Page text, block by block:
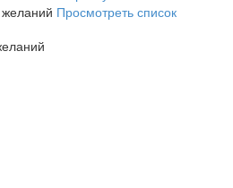
Просмотреть список